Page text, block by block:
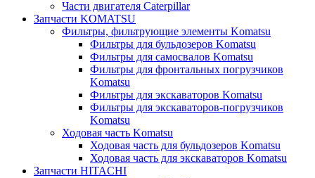
Части двигателя Caterpillar
Запчасти KOMATSU
Фильтры, фильтрующие элементы Komatsu
Фильтры для бульдозеров Komatsu
Фильтры для самосвалов Komatsu
Фильтры для фронтальных погрузчиков
Komatsu
Фильтры для экскаваторов Komatsu
Фильтры для экскаваторов-погрузчиков
Komatsu
Ходовая часть Komatsu
Ходовая часть для бульдозеров Komatsu
Ходовая часть для экскаваторов Komatsu
Запчасти HITACHI